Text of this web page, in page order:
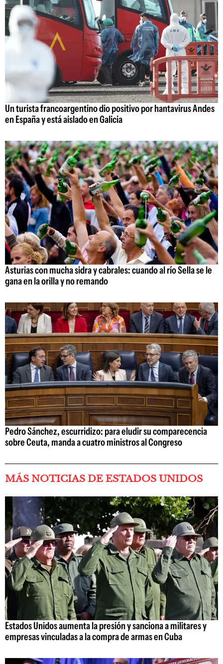
Un turista francoargentino dio positivo por hantavirus Andes
en España y está aislado en Galicia
Asturias con mucha sidra y cabrales: cuando al río Sella se le
gana en la orilla y no remando
Pedro Sánchez, escurridizo: para eludir su comparecencia
sobre Ceuta, manda a cuatro ministros al Congreso
MÁS NOTICIAS DE ESTADOS UNIDOS
Estados Unidos aumenta la presión y sanciona a militares y
empresas vinculadas a la compra de armas en Cuba